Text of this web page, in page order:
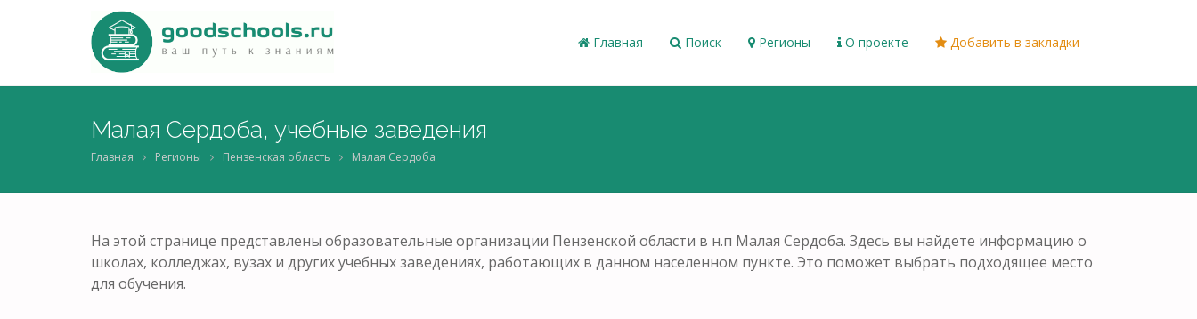
Главная Поиск Регионы О проекте Добавить в закладки
Малая Сердоба, учебные заведения
Главная Регионы Пензенская область Малая Сердоба
На этой странице представлены образовательные организации Пензенской области в н.п Малая Сердоба. Здесь вы найдете информацию о
школах, колледжах, вузах и других учебных заведениях, работающих в данном населенном пункте. Это поможет выбрать подходящее место
для обучения.